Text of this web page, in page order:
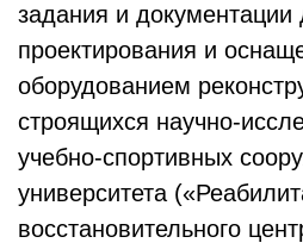
задания и документации
проектирования и
оборудованием
строящихся научно-
учебно-спортивных
университета
восстановительного